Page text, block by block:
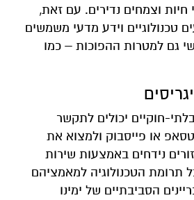
חיות וצמחים נדירים. עם זאת,
טכנולוגיים וידע מדעי משמשים
גם למטרות ההפוכות – כמו
חוקיים יכולים לתקשר
או פייסבוק ולמצוא את
נידחים באמצעות שירות
תרומת הטכנולוגיה למאמציהם
הסביבתיים של ימינו